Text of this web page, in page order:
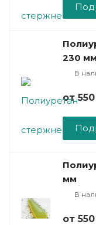
230 мм
В
от 550
мм
В
от 550